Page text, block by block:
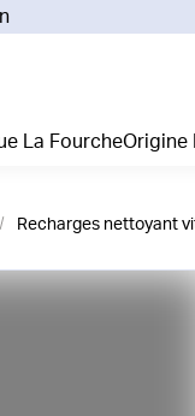
La Fourche
Recharges nettoyant